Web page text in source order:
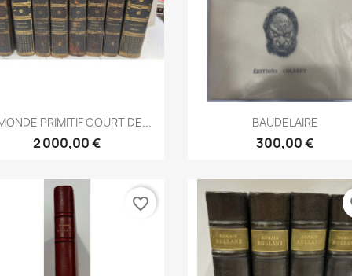
Aperçu rapide
PRIMITIF COURT DE...
2 000,00 €
Aperçu rapide
BAUDELAIRE
300,00 €
favorite_border